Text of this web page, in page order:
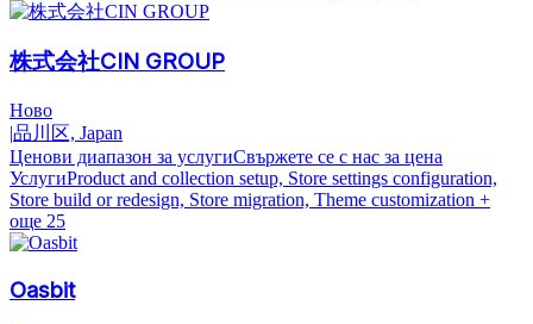
株式会社CIN GROUP
Ново
|品川区, Japan
Ценови диапазон за услугиСвържете се с нас за цена
УслугиProduct and collection setup, Store settings configuration,
Store build or redesign, Store migration, Theme customization +
още 25
Oasbit